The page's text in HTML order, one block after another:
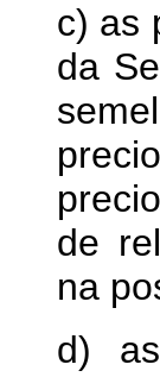
c) as
da
de
na
d)